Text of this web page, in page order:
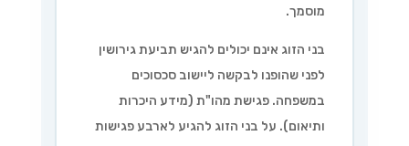
מוסמך.
בני הזוג אינם יכולים להגיש תביעת גירושין
לפני שהופנו לבקשה ליישוב סכסוכים
במשפחה. פגישת מהו"ת (מידע היכרות
ותיאום). על בני הזוג להגיע לארבע פגישות